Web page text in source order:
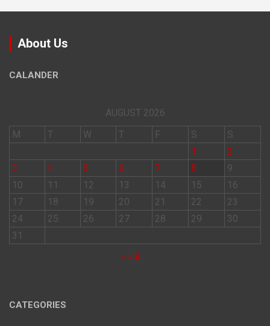
About Us
CALANDER
AUGUST 2026
M
T W T F S
S
1
2
3
4 5 6 7 8
9
10
11 12 13 14 15
16
17
18 19 20 21 22
23
24
25 26 27 28 29
30
31
« Jul
CATEGORIES